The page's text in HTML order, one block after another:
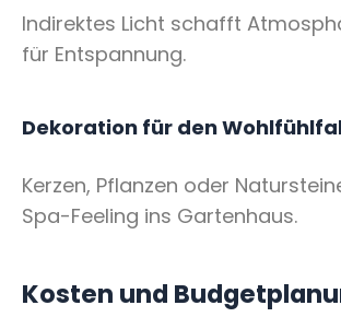
Indirektes Licht schafft
für Entspannung.
Dekoration für den
Kerzen, Pflanzen oder
Spa-Feeling ins Gartenhaus.
Kosten und